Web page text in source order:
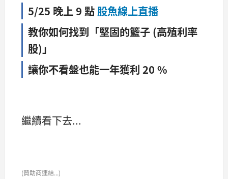
5/25 晚上9 點 股魚線上直播
教你如何找到「堅固的籃子 (高殖利率
股) 」
讓你不看盤也能一年獲利 20 %
繼續看下去...
(贊助商連結...)